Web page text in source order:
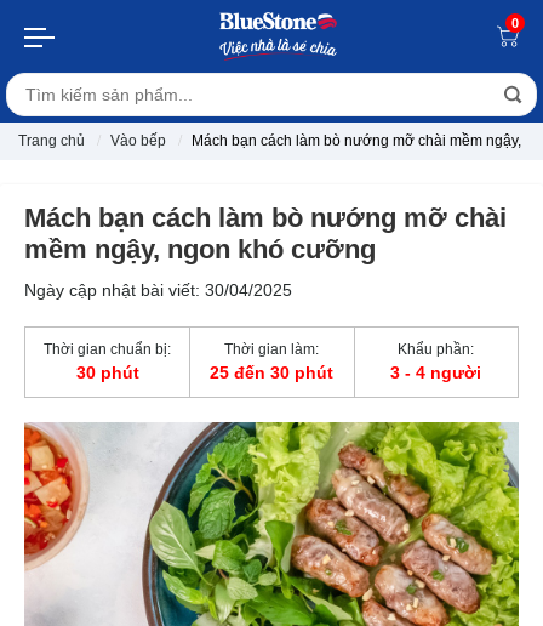
0
Trang chủ Vào bếp Mách bạn cách làm bò nướng mỡ chài mềm ngậy,
Mách bạn cách làm bò nướng mỡ chài
mềm ngậy, ngon khó cưỡng
Ngày cập nhật bài viết: 30/04/2025
Thời gian chuẩn bị:
30 phút
Thời gian làm:
25 đến 30 phút
Khẩu phần:
3 - 4 người